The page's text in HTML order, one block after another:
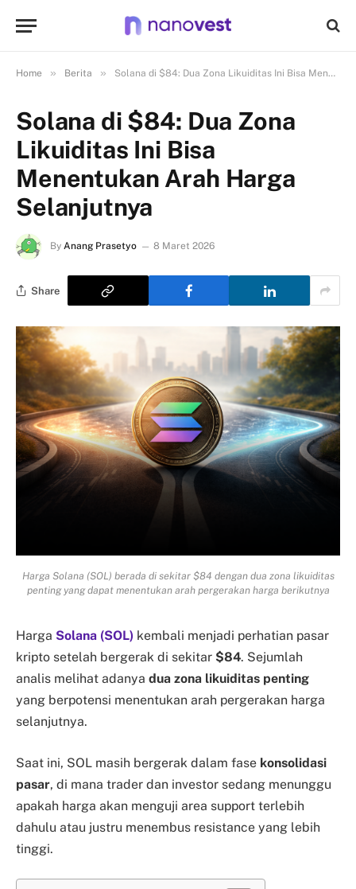
Home » Berita » Solana di $84: Dua Zona Likuiditas Ini Bisa Menentukan Arah Harga Selanjutnya
Solana di $84: Dua Zona
Likuiditas Ini Bisa
Menentukan Arah Harga
Selanjutnya
By Anang Prasetyo 8 Maret 2026
Share
Harga Solana (SOL) berada di sekitar $84 dengan dua zona likuiditas
penting yang dapat menentukan arah pergerakan harga berikutnya
Harga Solana (SOL) kembali menjadi perhatian pasar
kripto setelah bergerak di sekitar $84. Sejumlah
analis melihat adanya dua zona likuiditas penting
yang berpotensi menentukan arah pergerakan harga
selanjutnya.
Saat ini, SOL masih bergerak dalam fase konsolidasi
pasar, di mana trader dan investor sedang menunggu
apakah harga akan menguji area support terlebih
dahulu atau justru menembus resistance yang lebih
tinggi.